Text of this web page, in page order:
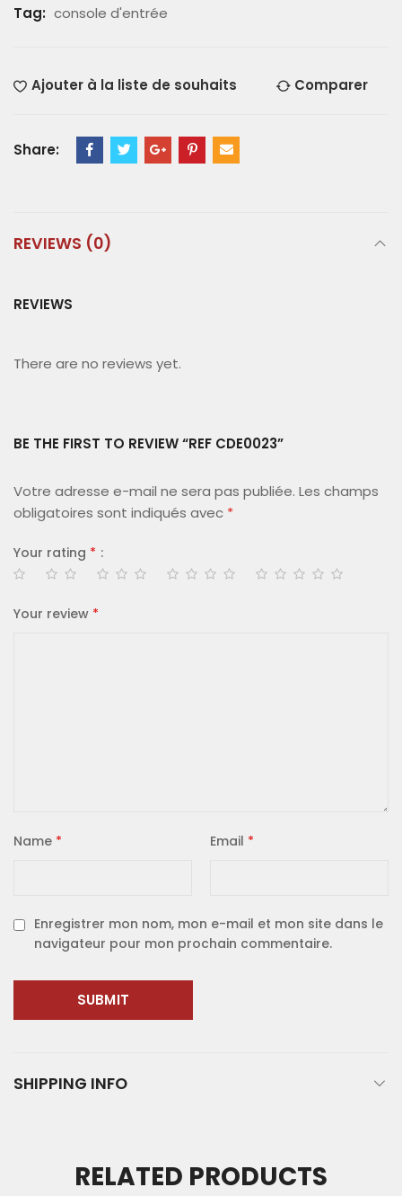
Tag: console d'entrée
Ajouter à la liste de souhaits Comparer
Share:
REVIEWS (0)
REVIEWS
There are no reviews yet.
BE THE FIRST TO REVIEW “REF CDE0023”
Votre adresse e-mail ne sera pas publiée. Les champs
obligatoires sont indiqués avec *
Your rating *
Your review *
Name * Email *
Enregistrer mon nom, mon e-mail et mon site dans le
navigateur pour mon prochain commentaire.
SHIPPING INFO
RELATED PRODUCTS